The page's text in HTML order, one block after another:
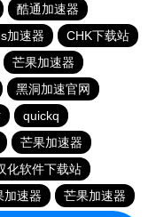
酷通加速器
加速器
CHK下载站
芒果加速器
黑洞加速官网
quickq
芒果加速器
化软件下载站
加速器
芒果加速器